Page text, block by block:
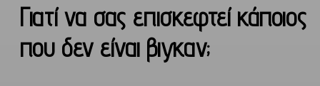
Γιατί να σας επισκεφτεί κάποιος
που δεν είναι βιγκαν;